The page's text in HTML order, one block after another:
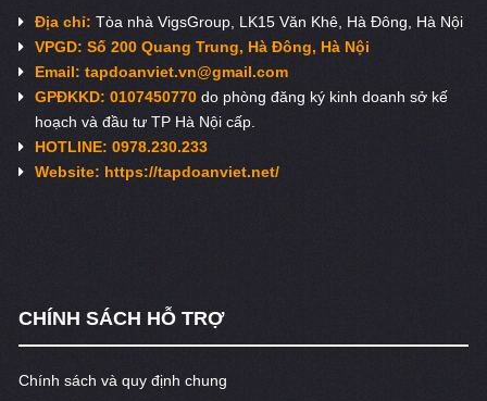
Địa chỉ:Tòa nhà VigsGroup, LK15 Văn Khê, Hà Đông, Hà Nội
VPGD: Số 200 Quang Trung, Hà Đông, Hà Nội
Email:tapdoanviet.vn@gmail.com
GPĐKKD: 0107450770do phòng đăng ký kinh doanh sở kế
hoạch và đầu tư TP Hà Nội cấp.
HOTLINE: 0978.230.233
Website: https://tapdoanviet.net/
CHÍNH SÁCH HỖ TRỢ
Chính sách và quy định chung